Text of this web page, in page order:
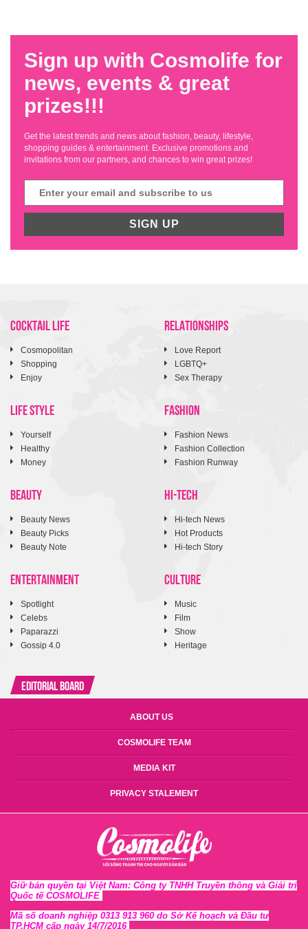
Sign up with Cosmolife for
news, events & great
prizes!!!
Get the latest trends and news about fashion, beauty, lifestyle,
shopping guides & entertainment. Exclusive promotions and
invitations from our partners, and chances to win great prizes!
SIGN UP
COCKTAIL LIFE
Cosmopolitan
Shopping
Enjoy
RELATIONSHIPS
Love Report
LGBTQ+
Sex Therapy
LIFE STYLE
Yourself
Healthy
Money
FASHION
Fashion News
Fashion Collection
Fashion Runway
BEAUTY
Beauty News
Beauty Picks
Beauty Note
HI-TECH
Hi-tech News
Hot Products
Hi-tech Story
ENTERTAINMENT
Spotlight
Celebs
Paparazzi
Gossip 4.0
CULTURE
Music
Film
Show
Heritage
Editorial Board
ABOUT US
COSMOLIFE TEAM
MEDIA KIT
PRIVACY STALEMENT
Giữ bản quyền tại Việt Nam: Công ty TNHH Truyền thông và Giải trí
Quốc tế COSMOLIFE
Mã số doanh nghiệp 0313 913 960 do Sở Kế hoạch và Đầu tư
TP.HCM cấp ngày 14/7/2016